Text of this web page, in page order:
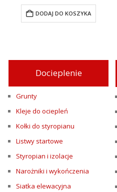
wynosiła:
£24.00.
wynosi:
£20.43.
DODAJ DO KOSZYKA
Docieplenie
Grunty
Kleje do ociepleń
Kołki do styropianu
Listwy startowe
Styropian i izolacje
Narożniki i wykończenia
Siatka elewacyjna